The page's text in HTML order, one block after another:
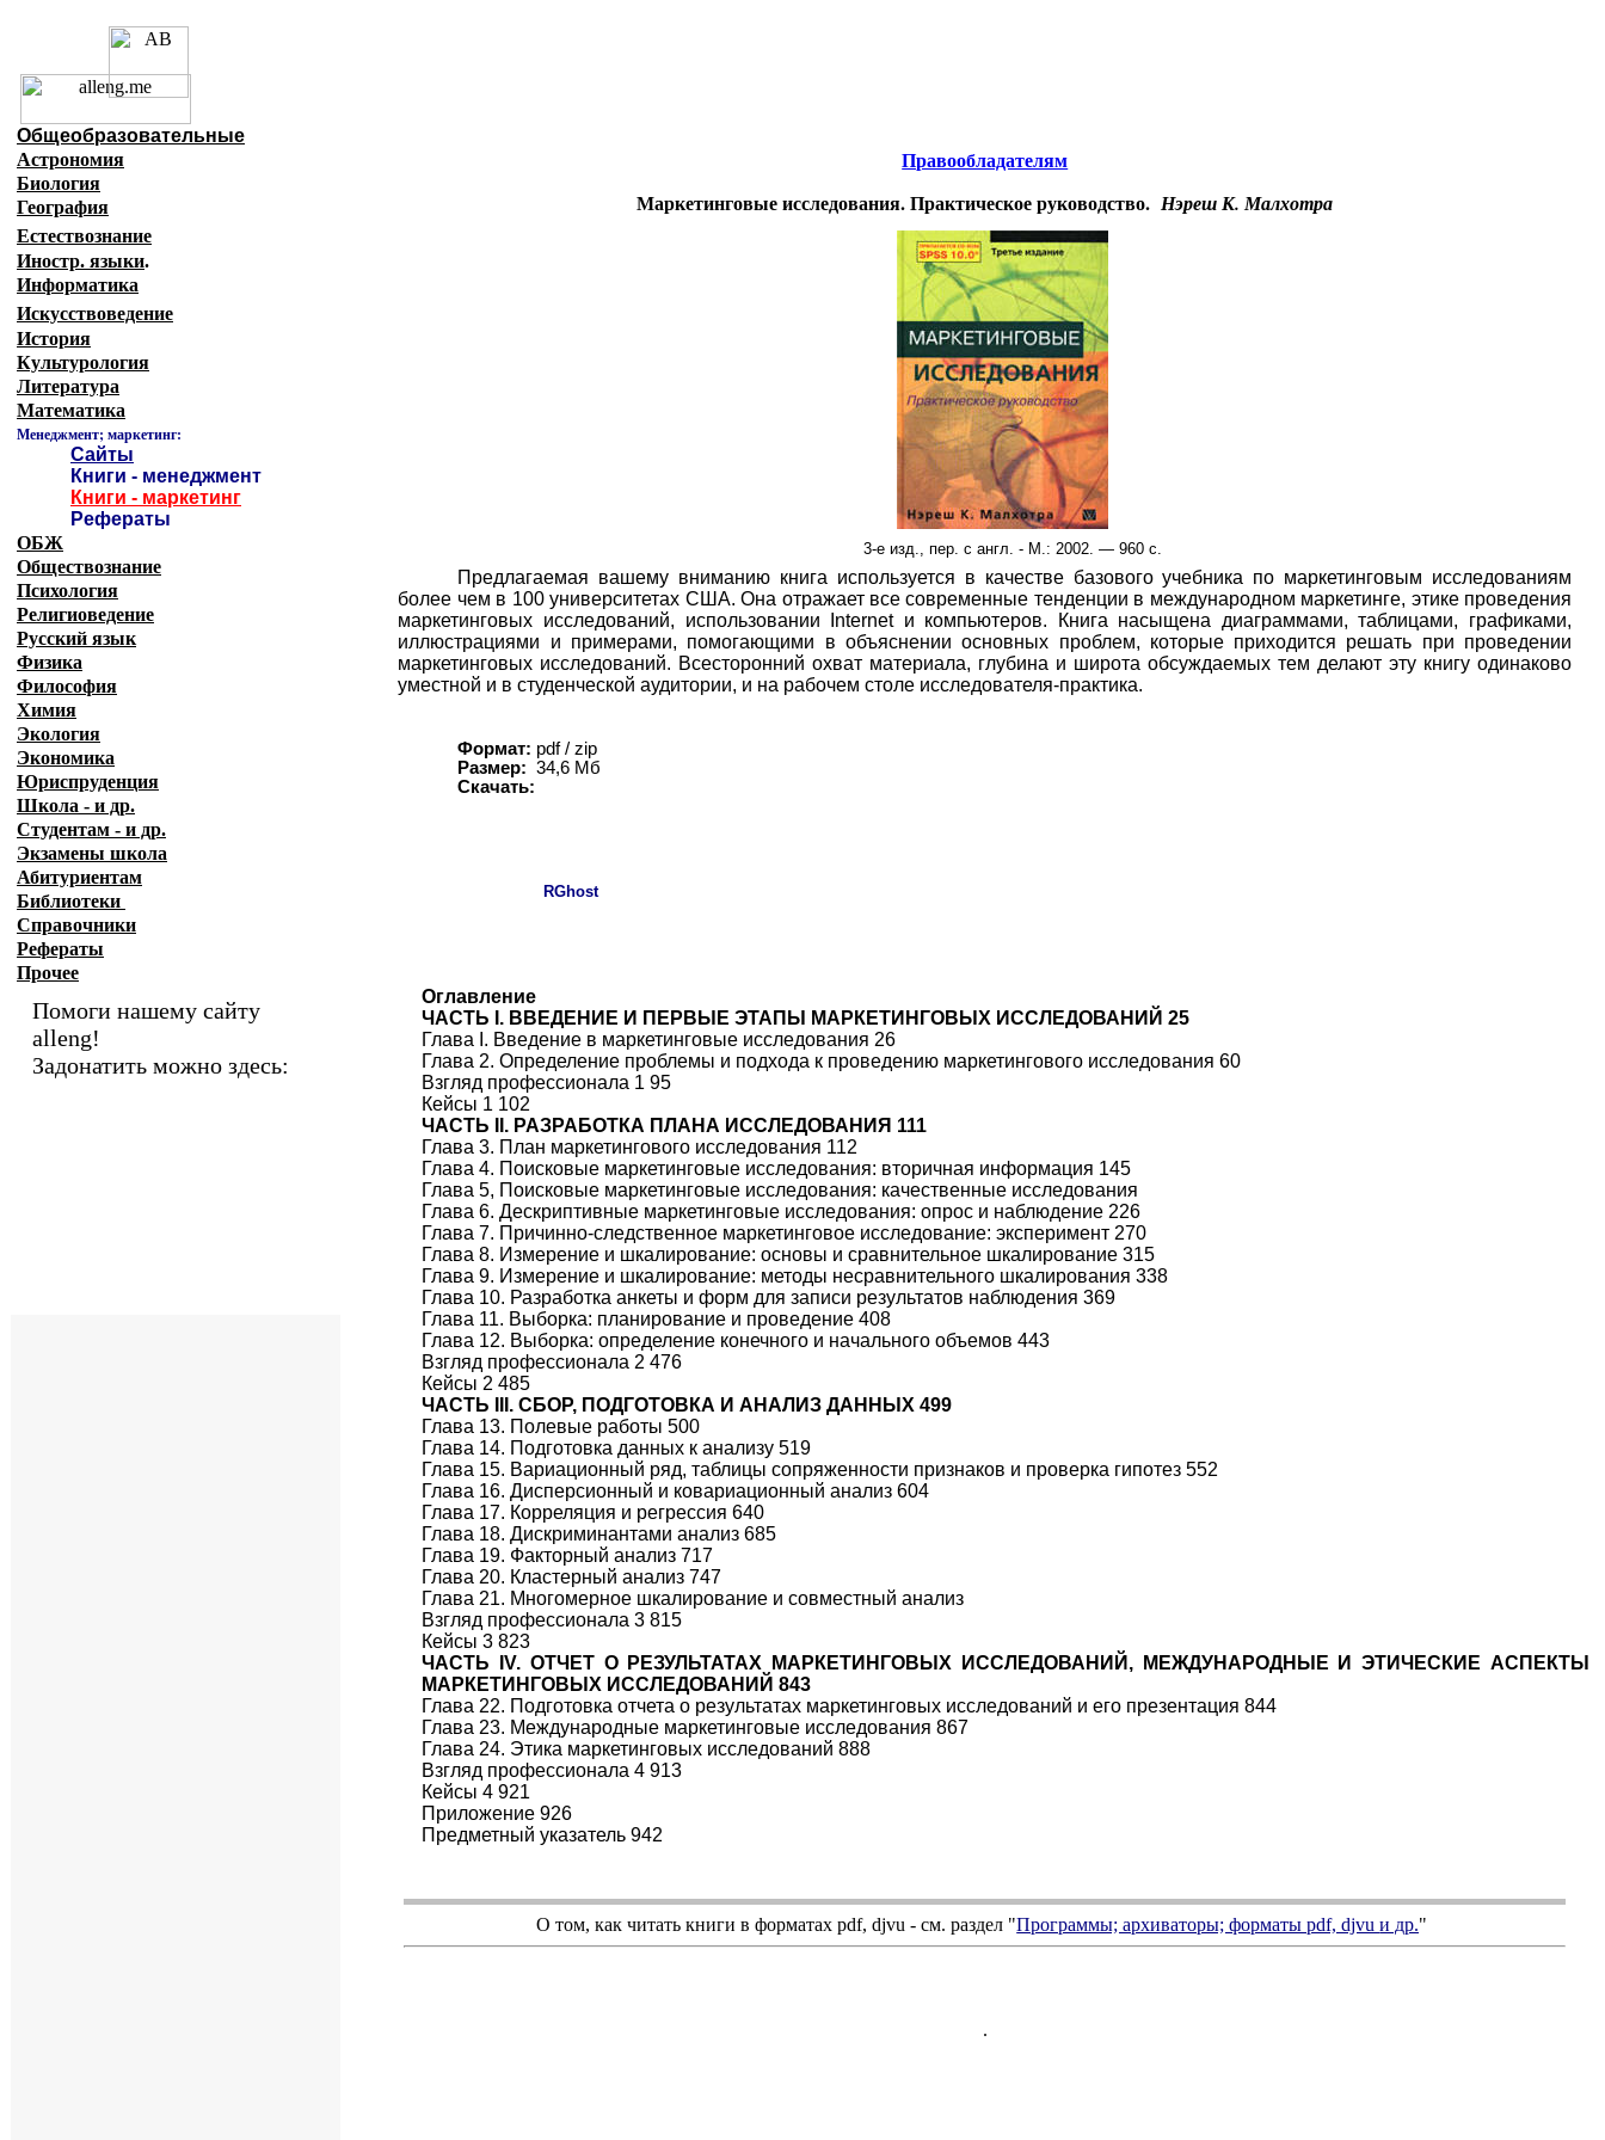
Правообладателям
Маркетинговые исследования. Практическое руководство.Нэреш К. Малхотра
3-е изд., пер. с англ. - М.: 2002. — 960 с.
Предлагаемая вашему вниманию книга используется в качестве базового учебника по маркетинговым исследованиям
более чем в 100 университетах США. Она отражает все современные тенденции в международном маркетинге, этике проведения
маркетинговых исследований, использовании Internet и компьютеров. Книга насыщена диаграммами, таблицами, графиками,
иллюстрациями и примерами, помогающими в объяснении основных проблем, которые приходится решать при проведении
маркетинговых исследований. Всесторонний охват материала, глубина и широта обсуждаемых тем делают эту книгу одинаково
уместной и в студенческой аудитории, и на рабочем столе исследователя-практика.
Формат: pdf / zip
Размер: 34,6 Мб
Скачать:
RGhost
Оглавление
ЧАСТЬ I. ВВЕДЕНИЕ И ПЕРВЫЕ ЭТАПЫ МАРКЕТИНГОВЫХ ИССЛЕДОВАНИЙ 25
Глава I. Введение в маркетинговые исследования 26
Глава 2. Определение проблемы и подхода к проведению маркетингового исследования 60
Взгляд профессионала 1 95
Кейсы 1 102
ЧАСТЬ II. РАЗРАБОТКА ПЛАНА ИССЛЕДОВАНИЯ 111
Глава 3. План маркетингового исследования 112
Глава 4. Поисковые маркетинговые исследования: вторичная информация 145
Глава 5, Поисковые маркетинговые исследования: качественные исследования
Глава 6. Дескриптивные маркетинговые исследования: опрос и наблюдение 226
Глава 7. Причинно-следственное маркетинговое исследование: эксперимент 270
Глава 8. Измерение и шкалирование: основы и сравнительное шкалирование 315
Глава 9. Измерение и шкалирование: методы несравнительного шкалирования 338
Глава 10. Разработка анкеты и форм для записи результатов наблюдения 369
Глава 11. Выборка: планирование и проведение 408
Глава 12. Выборка: определение конечного и начального объемов 443
Взгляд профессионала 2 476
Кейсы 2 485
ЧАСТЬ III. СБОР, ПОДГОТОВКА И АНАЛИЗ ДАННЫХ 499
Глава 13. Полевые работы 500
Глава 14. Подготовка данных к анализу 519
Глава 15. Вариационный ряд, таблицы сопряженности признаков и проверка гипотез 552
Глава 16. Дисперсионный и ковариационный анализ 604
Глава 17. Корреляция и регрессия 640
Глава 18. Дискриминантами анализ 685
Глава 19. Факторный анализ 717
Глава 20. Кластерный анализ 747
Глава 21. Многомерное шкалирование и совместный анализ
Взгляд профессионала 3 815
Кейсы 3 823
ЧАСТЬ IV. ОТЧЕТ О РЕЗУЛЬТАТАХ МАРКЕТИНГОВЫХ ИССЛЕДОВАНИЙ, МЕЖДУНАРОДНЫЕ И ЭТИЧЕСКИЕ АСПЕКТЫ
МАРКЕТИНГОВЫХ ИССЛЕДОВАНИЙ 843
Глава 22. Подготовка отчета о результатах маркетинговых исследований и его презентация 844
Глава 23. Международные маркетинговые исследования 867
Глава 24. Этика маркетинговых исследований 888
Взгляд профессионала 4 913
Кейсы 4 921
Приложение 926
Предметный указатель 942
О том, как читать книги в форматахpdf,djvu - см. раздел "Программы; архиваторы; форматыpdf, djvuи др."
.
Общеобразовательные
Астрономия
Биология
География
Естествознание
Иностр. языки.
Информатика
Искусствоведение
История
Культурология
Литература
Математика
Менеджмент; маркетинг:
Сайты
Книги - менеджмент
Книги - маркетинг
Рефераты
ОБЖ
Обществознание
Психология
Религиоведение
Русский язык
Физика
Философия
Химия
Экология
Экономика
Юриспруденция
Школа - и др.
Студентам - и др.
Экзамены школа
Абитуриентам
Библиотеки
Справочники
Рефераты
Прочее
Помоги нашему сайту
alleng!
Задонатить можно здесь: